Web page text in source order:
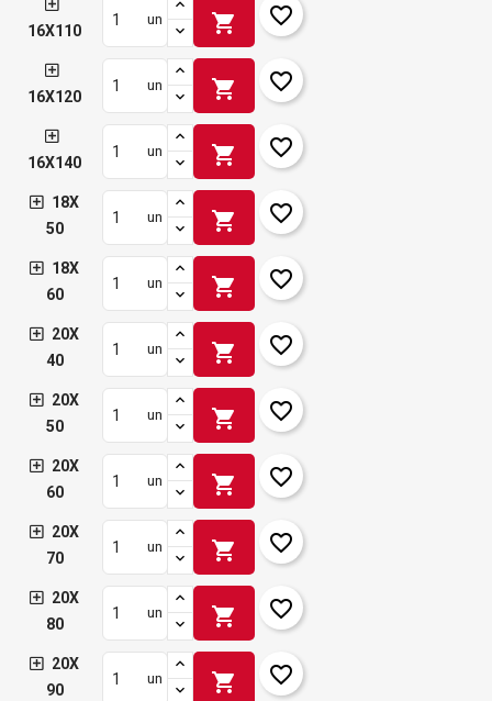
16X110
un shopping_cart favorite_border
16X120
un shopping_cart favorite_border
16X140
un shopping_cart favorite_border
18X
50
un shopping_cart favorite_border
18X
60
un shopping_cart favorite_border
20X
40
un shopping_cart favorite_border
20X
50
un shopping_cart favorite_border
20X
60
un shopping_cart favorite_border
20X
70
un shopping_cart favorite_border
20X
80
un shopping_cart favorite_border
20X
90
un shopping_cart favorite_border